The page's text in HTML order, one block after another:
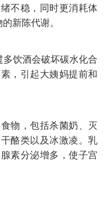
不稳，同时更消耗体
新陈代谢。
饮酒会破坏碳水化合
，引起大姨妈提前和
物，包括杀菌奶、灭
酪类以及冰激凌。乳
素分泌增多，使子宫